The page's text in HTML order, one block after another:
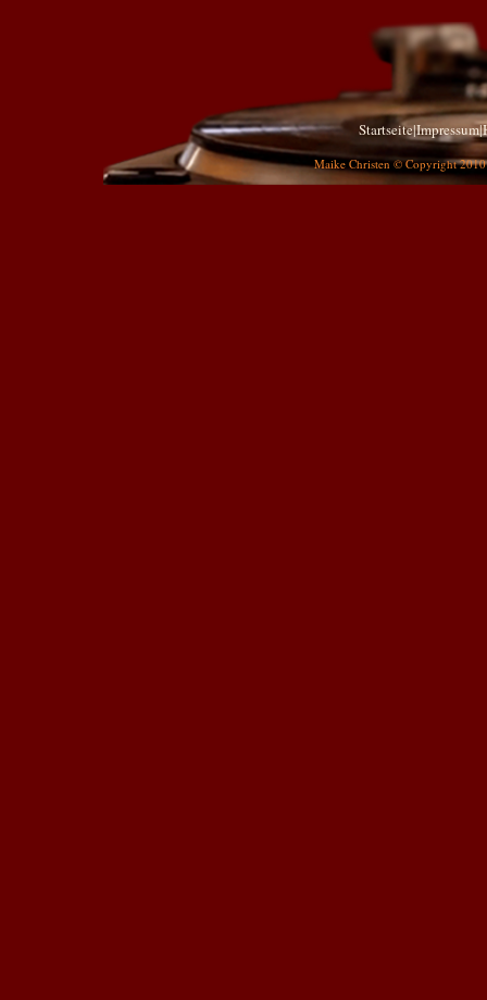
Startseite|Impressum|
Maike Christen © Copyright